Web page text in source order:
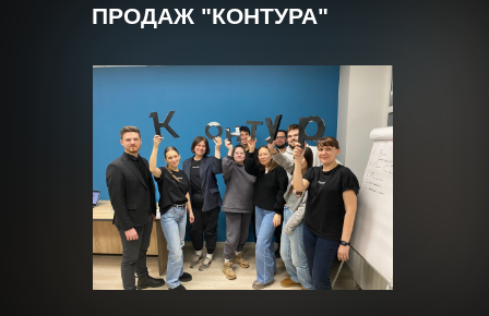
ПРОДАЖ "КОНТУРА"